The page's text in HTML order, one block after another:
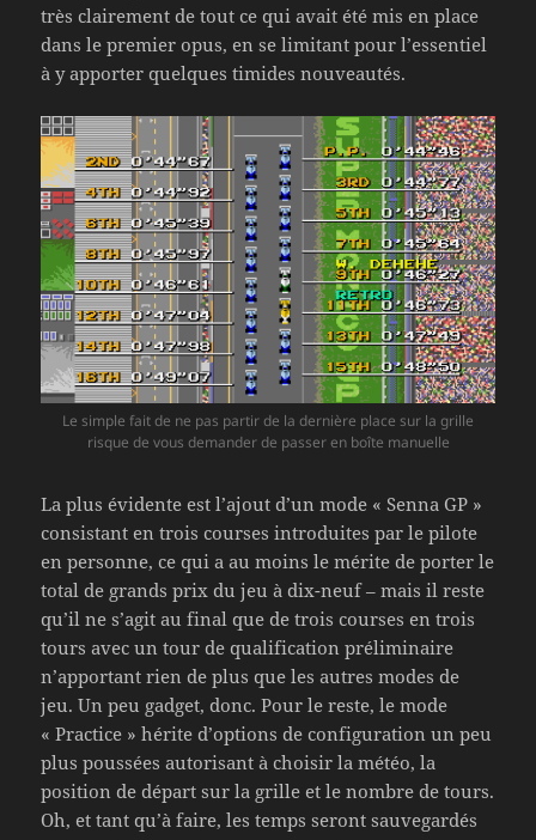
très clairement de tout ce qui avait été mis en place
dans le premier opus, en se limitant pour l’essentiel
à y apporter quelques timides nouveautés.
Le simple fait de ne pas partir de la dernière place sur la grille
risque de vous demander de passer en boîte manuelle
La plus évidente est l’ajout d’un mode « Senna GP »
consistant en trois courses introduites par le pilote
en personne, ce qui a au moins le mérite de porter le
total de grands prix du jeu à dix-neuf – mais il reste
qu’il ne s’agit au final que de trois courses en trois
tours avec un tour de qualification préliminaire
n’apportant rien de plus que les autres modes de
jeu. Un peu gadget, donc. Pour le reste, le mode
« Practice » hérite d’options de configuration un peu
plus poussées autorisant à choisir la météo, la
position de départ sur la grille et le nombre de tours.
Oh, et tant qu’à faire, les temps seront sauvegardés